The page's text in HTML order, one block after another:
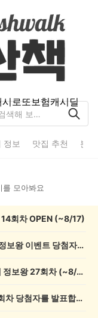
시로또보험캐시딜
정보 맛집 추천 분
를 모아봐요
회차 OPEN (~8/17)
💰[당첨자 발표] 26회차 우리 동네 정보왕 이벤트 당첨자를 발표합니다!
💸 전원 2,000캐시 지급! 우리 동네 정보왕 27회차 (~8/10)
💰[당첨자 발표] 우리 동네 썰전 12회차 당첨자를 발표합니다!